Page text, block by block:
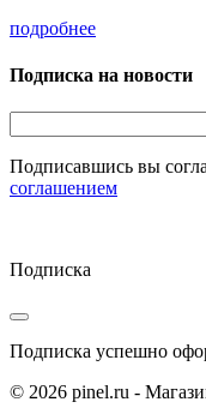
подробнее
Подписка на новости
Подписавшись вы
соглашением
Подписка
Подписка успешно
© 2026 pinel.ru -